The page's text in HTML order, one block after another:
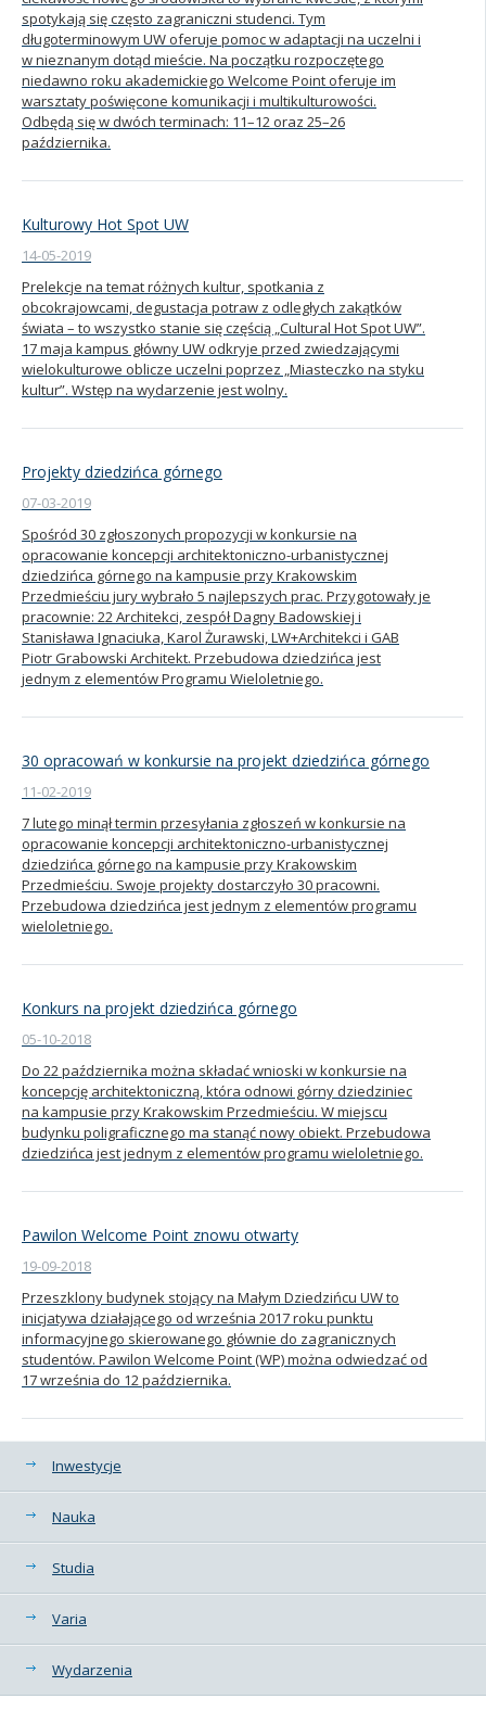
spotykają się często zagraniczni studenci. Tym
długoterminowym UW oferuje pomoc w adaptacji na uczelni i
w nieznanym dotąd mieście. Na początku rozpoczętego
niedawno roku akademickiego Welcome Point oferuje im
warsztaty poświęcone komunikacji i multikulturowości.
Odbędą się w dwóch terminach: 11–12 oraz 25–26
października.
Kulturowy Hot Spot UW
14-05-2019
Prelekcje na temat różnych kultur, spotkania z
obcokrajowcami, degustacja potraw z odległych zakątków
świata – to wszystko stanie się częścią „Cultural Hot Spot UW”.
17 maja kampus główny UW odkryje przed zwiedzającymi
wielokulturowe oblicze uczelni poprzez „Miasteczko na styku
kultur”. Wstęp na wydarzenie jest wolny.
Projekty dziedzińca górnego
07-03-2019
Spośród 30 zgłoszonych propozycji w konkursie na
opracowanie koncepcji architektoniczno-urbanistycznej
dziedzińca górnego na kampusie przy Krakowskim
Przedmieściu jury wybrało 5 najlepszych prac. Przygotowały je
pracownie: 22 Architekci, zespół Dagny Badowskiej i
Stanisława Ignaciuka, Karol Żurawski, LW+Architekci i GAB
Piotr Grabowski Architekt. Przebudowa dziedzińca jest
jednym z elementów Programu Wieloletniego.
30 opracowań w konkursie na projekt dziedzińca górnego
11-02-2019
7 lutego minął termin przesyłania zgłoszeń w konkursie na
opracowanie koncepcji architektoniczno-urbanistycznej
dziedzińca górnego na kampusie przy Krakowskim
Przedmieściu. Swoje projekty dostarczyło 30 pracowni.
Przebudowa dziedzińca jest jednym z elementów programu
wieloletniego.
Konkurs na projekt dziedzińca górnego
05-10-2018
Do 22 października można składać wnioski w konkursie na
koncepcję architektoniczną, która odnowi górny dziedziniec
na kampusie przy Krakowskim Przedmieściu. W miejscu
budynku poligraficznego ma stanąć nowy obiekt. Przebudowa
dziedzińca jest jednym z elementów programu wieloletniego.
Pawilon Welcome Point znowu otwarty
19-09-2018
Przeszklony budynek stojący na Małym Dziedzińcu UW to
inicjatywa działającego od września 2017 roku punktu
informacyjnego skierowanego głównie do zagranicznych
studentów. Pawilon Welcome Point (WP) można odwiedzać od
17 września do 12 października.
Kategorie
Inwestycje
Nauka
Studia
Varia
Wydarzenia